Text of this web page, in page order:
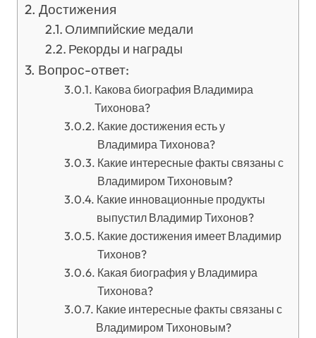
Достижения
Олимпийские медали
Рекорды и награды
Вопрос-ответ:
Какова биография Владимира
Тихонова?
Какие достижения есть у
Владимира Тихонова?
Какие интересные факты связаны с
Владимиром Тихоновым?
Какие инновационные продукты
выпустил Владимир Тихонов?
Какие достижения имеет Владимир
Тихонов?
Какая биография у Владимира
Тихонова?
Какие интересные факты связаны с
Владимиром Тихоновым?